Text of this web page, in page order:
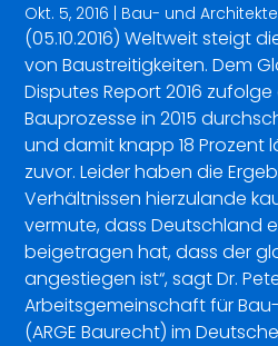
Okt. 5, 2016 | Bau- und
(05.10.2016) Weltweit steigt
von Baustreitigkeiten. Dem
Disputes Report 2016
Bauprozesse in 2015
und damit knapp 18 Prozent
zuvor. Leider haben die
Verhältnissen hierzulande
vermute, dass Deutschland
beigetragen hat, dass der
angestiegen ist“, sagt Dr.
Arbeitsgemeinschaft für
(ARGE Baurecht) im